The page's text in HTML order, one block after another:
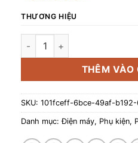
THƯƠNG HIỆU
Pin máy trợ thính Extra
THÊM VÀO
SKU: 101fceff-6bce-49af-
Danh mục:Điện máy, Phụ kiện,